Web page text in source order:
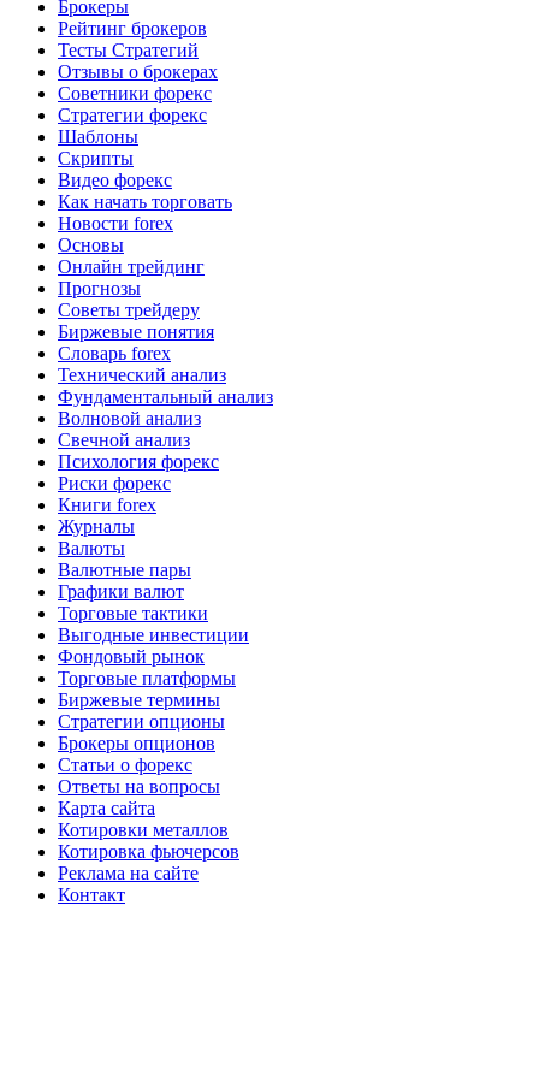
Брокеры
Рейтинг брокеров
Тесты Стратегий
Отзывы о брокерах
Советники форекс
Стратегии форекс
Шаблоны
Скрипты
Видео форекс
Как начать торговать
Новости forex
Основы
Онлайн трейдинг
Прогнозы
Советы трейдеру
Биржевые понятия
Словарь forex
Технический анализ
Фундаментальный анализ
Волновой анализ
Свечной анализ
Психология форекс
Риски форекс
Книги forex
Журналы
Валюты
Валютные пары
Графики валют
Торговые тактики
Выгодные инвестиции
Фондовый рынок
Торговые платформы
Биржевые термины
Стратегии опционы
Брокеры опционов
Статьи о форекс
Ответы на вопросы
Карта сайта
Котировки металлов
Котировка фьючерсов
Реклама на сайте
Контакт